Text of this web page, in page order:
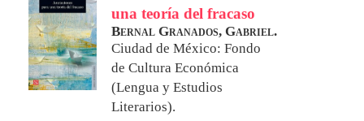
una teoría del fracaso
Bernal Granados, Gabriel.
Ciudad de México: Fondo
de Cultura Económica
(Lengua y Estudios
Literarios).